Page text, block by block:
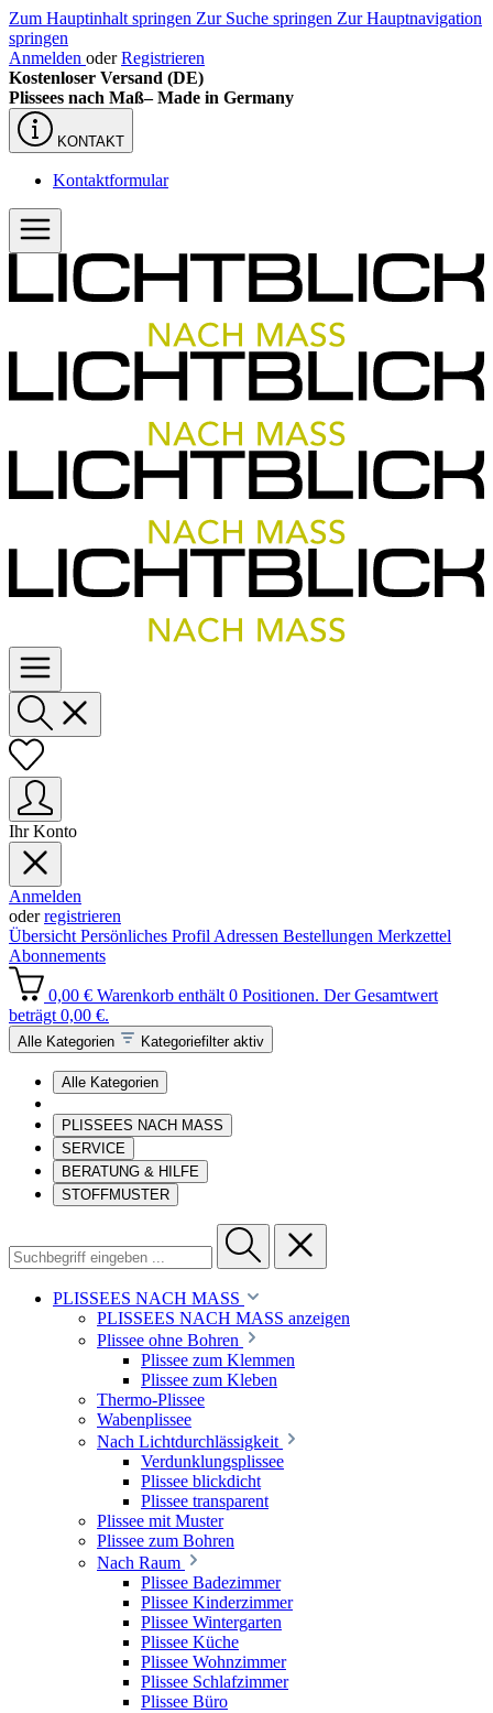
Zum Hauptinhalt springen Zur Suche springen Zur Hauptnavigation
springen
Anmelden oder Registrieren
Kostenloser Versand (DE)
Plissees nach Maß–Made in Germany
KONTAKT
Kontaktformular
Ihr Konto
Anmelden
oderregistrieren
Übersicht Persönliches Profil Adressen Bestellungen Merkzettel
Abonnements
0,00 € Warenkorb enthält 0 Positionen. Der Gesamtwert
beträgt 0,00 €.
Alle Kategorien Kategoriefilter aktiv
Alle Kategorien
PLISSEES NACH MASS
SERVICE
BERATUNG & HILFE
STOFFMUSTER
PLISSEES NACH MASS
PLISSEES NACH MASS anzeigen
Plissee ohne Bohren
Plissee zum Klemmen
Plissee zum Kleben
Thermo-Plissee
Wabenplissee
Nach Lichtdurchlässigkeit
Verdunklungsplissee
Plissee blickdicht
Plissee transparent
Plissee mit Muster
Plissee zum Bohren
Nach Raum
Plissee Badezimmer
Plissee Kinderzimmer
Plissee Wintergarten
Plissee Küche
Plissee Wohnzimmer
Plissee Schlafzimmer
Plissee Büro